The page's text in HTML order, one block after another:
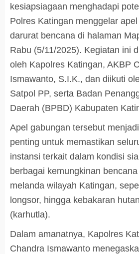
kesiapsiagaan menghadapi
Polres Katingan menggelar
darurat bencana di halaman
Rabu (5/11/2025). Kegiatan ini
oleh Kapolres Katingan, AKBP
Ismawanto, S.I.K., dan diikuti
Satpol PP, serta Badan
Daerah (BPBD) Kabupaten
Apel gabungan tersebut
penting untuk memastikan
instansi terkait dalam kondisi
berbagai kemungkinan
melanda wilayah Katingan,
longsor, hingga kebakaran
(karhutla).
Dalam amanatnya, Kapolres
Chandra Ismawanto